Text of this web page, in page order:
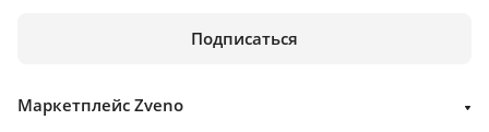
Подписаться
Маркетплейс Zveno